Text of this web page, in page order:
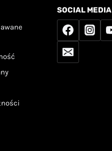
SOCIAL MEDIA